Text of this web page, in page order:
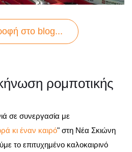
στo blog...
ρομποτικής
σε συνεργασία με
κι έναν καιρό" στη Νέα Σκιώνη
το επιτυχημένο καλοκαιρινό